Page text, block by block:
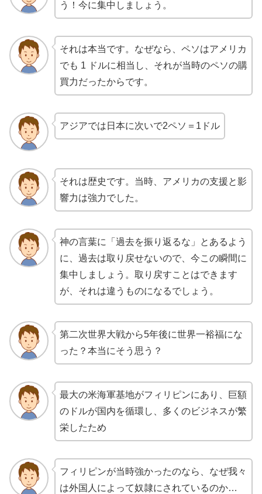
う！今に集中しましょう。
それは本当です。なぜなら、ペソはアメリカ
でも 1 ドルに相当し、それが当時のペソの購
買力だったからです。
アジアでは日本に次いで2ペソ＝1ドル
それは歴史です。当時、アメリカの支援と影
響力は強力でした。
神の言葉に「過去を振り返るな」とあるよう
に、過去は取り戻せないので、今この瞬間に
集中しましょう。取り戻すことはできます
が、それは違うものになるでしょう。
第二次世界大戦から5年後に世界一裕福にな
った？本当にそう思う？
最大の米海軍基地がフィリピンにあり、巨額
のドルが国内を循環し、多くのビジネスが繁
栄したため
フィリピンが当時強かったのなら、なぜ我々
は外国人によって奴隷にされているのか…